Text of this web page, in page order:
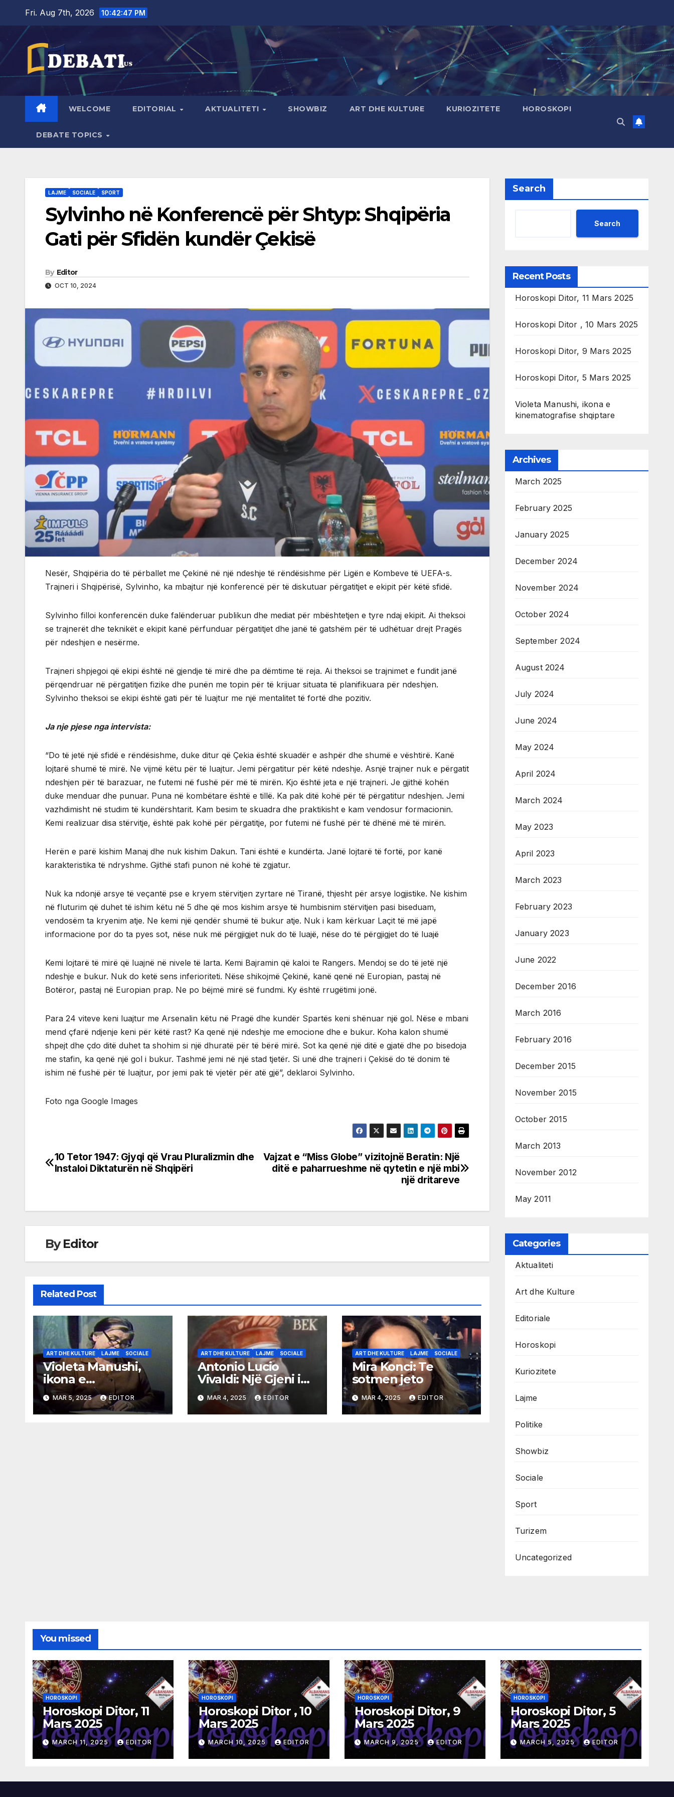
content
Fri. Aug 7th, 2026 10:42:48 PM
WELCOME EDITORIAL AKTUALITETI SHOWBIZ ART DHE KULTURE KURIOZITETE HOROSKOPI
DEBATE TOPICS
LAJME SOCIALE SPORT
Sylvinho në Konferencë për Shtyp: Shqipëria
Gati për Sfidën kundër Çekisë
By Editor
OCT 10, 2024
Nesër, Shqipëria do të përballet me Çekinë në një ndeshje të rëndësishme për Ligën e Kombeve të UEFA-s.
Trajneri i Shqipërisë, Sylvinho, ka mbajtur një konferencë për të diskutuar përgatitjet e ekipit për këtë sfidë.
Sylvinho filloi konferencën duke falënderuar publikun dhe mediat për mbështetjen e tyre ndaj ekipit. Ai theksoi
se trajnerët dhe teknikët e ekipit kanë përfunduar përgatitjet dhe janë të gatshëm për të udhëtuar drejt Pragës
për ndeshjen e nesërme.
Trajneri shpjegoi që ekipi është në gjendje të mirë dhe pa dëmtime të reja. Ai theksoi se trajnimet e fundit janë
përqendruar në përgatitjen fizike dhe punën me topin për të krijuar situata të planifikuara për ndeshjen.
Sylvinho theksoi se ekipi është gati për të luajtur me një mentalitet të fortë dhe pozitiv.
Ja nje pjese nga intervista:
“Do të jetë një sfidë e rëndësishme, duke ditur që Çekia është skuadër e ashpër dhe shumë e vështirë. Kanë
lojtarë shumë të mirë. Ne vijmë këtu për të luajtur. Jemi përgatitur për këtë ndeshje. Asnjë trajner nuk e përgatit
ndeshjen për të barazuar, ne futemi në fushë për më të mirën. Kjo është jeta e një trajneri. Je gjithë kohën
duke menduar dhe punuar. Puna në kombëtare është e tillë. Ka pak ditë kohë për të përgatitur ndeshjen. Jemi
vazhdimisht në studim të kundërshtarit. Kam besim te skuadra dhe praktikisht e kam vendosur formacionin.
Kemi realizuar disa stërvitje, është pak kohë për përgatitje, por futemi në fushë për të dhënë më të mirën.
Herën e parë kishim Manaj dhe nuk kishim Dakun. Tani është e kundërta. Janë lojtarë të fortë, por kanë
karakteristika të ndryshme. Gjithë stafi punon në kohë të zgjatur.
Nuk ka ndonjë arsye të veçantë pse e kryem stërvitjen zyrtare në Tiranë, thjesht për arsye logjistike. Ne kishim
në fluturim që duhet të ishim këtu në 5 dhe që mos kishim arsye të humbisnim stërvitjen pasi biseduam,
vendosëm ta kryenim atje. Ne kemi një qendër shumë të bukur atje. Nuk i kam kërkuar Laçit të më japë
informacione por do ta pyes sot, nëse nuk më përgjigjet nuk do të luajë, nëse do të përgjigjet do të luajë
Kemi lojtarë të mirë që luajnë në nivele të larta. Kemi Bajramin që kaloi te Rangers. Mendoj se do të jetë një
ndeshje e bukur. Nuk do ketë sens inferioriteti. Nëse shikojmë Çekinë, kanë qenë në Europian, pastaj në
Botëror, pastaj në Europian prap. Ne po bëjmë mirë së fundmi. Ky është rrugëtimi jonë.
Para 24 viteve keni luajtur me Arsenalin këtu në Pragë dhe kundër Spartës keni shënuar një gol. Nëse e mbani
mend çfarë ndjenje keni për këtë rast? Ka qenë një ndeshje me emocione dhe e bukur. Koha kalon shumë
shpejt dhe çdo ditë duhet ta shohim si një dhuratë për të bërë mirë. Sot ka qenë një ditë e gjatë dhe po bisedoja
me stafin, ka qenë një gol i bukur. Tashmë jemi në një stad tjetër. Si unë dhe trajneri i Çekisë do të donim të
ishim në fushë për të luajtur, por jemi pak të vjetër për atë gjë”, deklaroi Sylvinho.
Foto nga Google Images
Post
Vajzat e “Miss Globe” vizitojnë Beratin: Një
ditë e paharrueshme në qytetin e një mbi
një dritareve
10 Tetor 1947: Gjyqi që Vrau Pluralizmin dhe
Instaloi Diktaturën në Shqipëri
ByEditor
Related Post
ART DHE KULTURE LAJME SOCIALE
Violeta Manushi,
ikona e
kinematografise
shqiptare
MAR 5, 2025 EDITOR
ART DHE KULTURE LAJME SOCIALE
Antonio Lucio
Vivaldi: Një Gjeni i
Muzikës Baroke
MAR 4, 2025 EDITOR
ART DHE KULTURE LAJME SOCIALE
Mira Konci: Te
sotmen jeto
MAR 4, 2025 EDITOR
Search
Search
Recent Posts
Horoskopi Ditor, 11 Mars 2025
Horoskopi Ditor , 10 Mars 2025
Horoskopi Ditor, 9 Mars 2025
Horoskopi Ditor, 5 Mars 2025
Violeta Manushi, ikona e
kinematografise shqiptare
Archives
March 2025
February 2025
January 2025
December 2024
November 2024
October 2024
September 2024
August 2024
July 2024
June 2024
May 2024
April 2024
March 2024
May 2023
April 2023
March 2023
February 2023
January 2023
June 2022
December 2016
March 2016
February 2016
December 2015
November 2015
October 2015
March 2013
November 2012
May 2011
Categories
Aktualiteti
Art dhe Kulture
Editoriale
Horoskopi
Kuriozitete
Lajme
Politike
Showbiz
Sociale
Sport
Turizem
Uncategorized
You missed
HOROSKOPI
Horoskopi Ditor, 11
Mars 2025
MARCH 11, 2025 EDITOR
HOROSKOPI
Horoskopi Ditor , 10
Mars 2025
MARCH 10, 2025 EDITOR
HOROSKOPI
Horoskopi Ditor, 9
Mars 2025
MARCH 9, 2025 EDITOR
HOROSKOPI
Horoskopi Ditor, 5
Mars 2025
MARCH 5, 2025 EDITOR